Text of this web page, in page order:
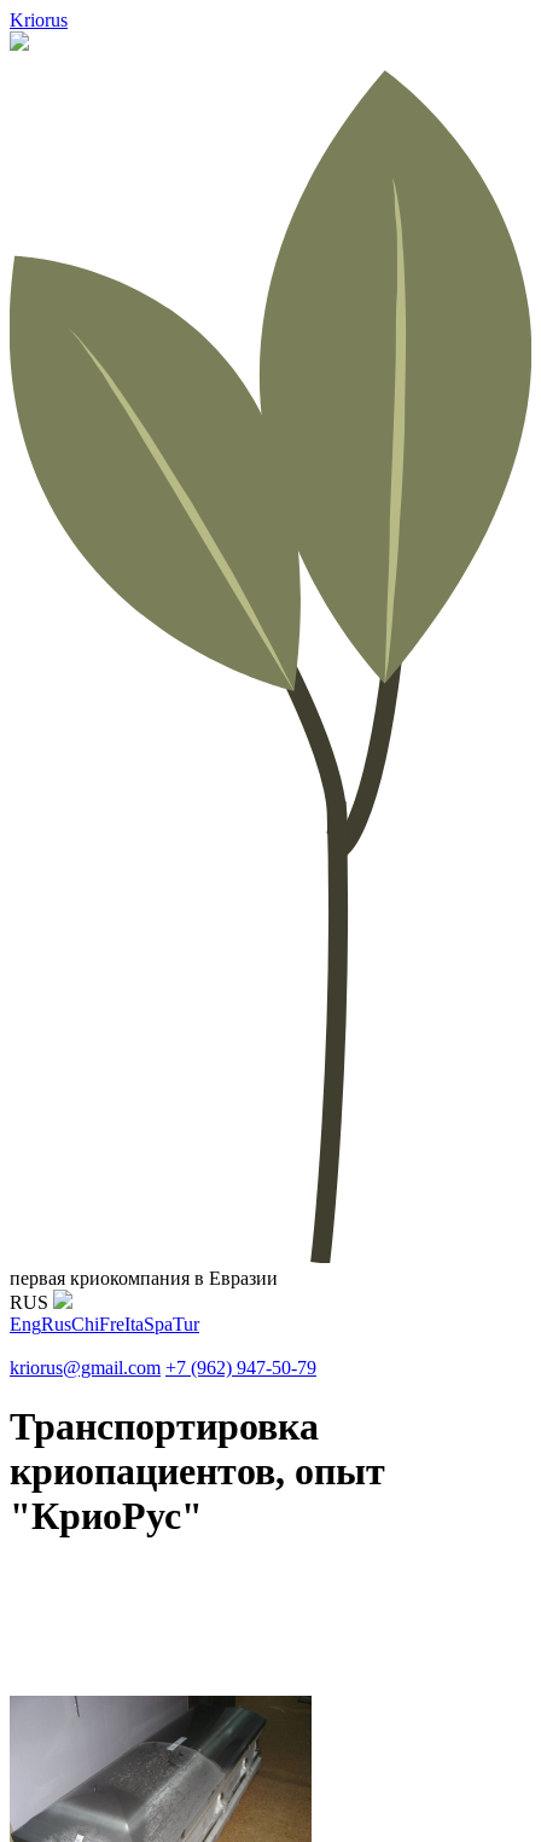
Kriorus
первая криокомпания в Евразии
RUS
EngRusChiFreItaSpaTur
kriorus@gmail.com +7 (962) 947-50-79
Транспортировка
криопациентов, опыт
"КриоРус"